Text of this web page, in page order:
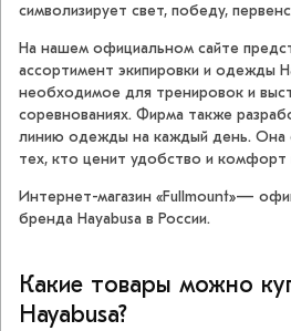
символизирует свет, победу,
На нашем официальном сайте
ассортимент экипировки и одежды
необходимое для тренировок и
соревнованиях. Фирма также
линию одежды на каждый день. Она
тех, кто ценит удобство и комфорт
Интернет-магазин «Fullmount»—
бренда Hayabusa в России.
Какие товары можно
Hayabusa?